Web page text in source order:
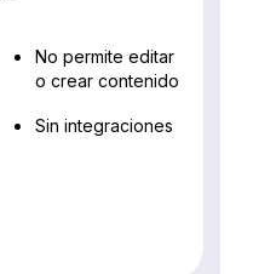
No permite editar
o crear contenido
Sin integraciones